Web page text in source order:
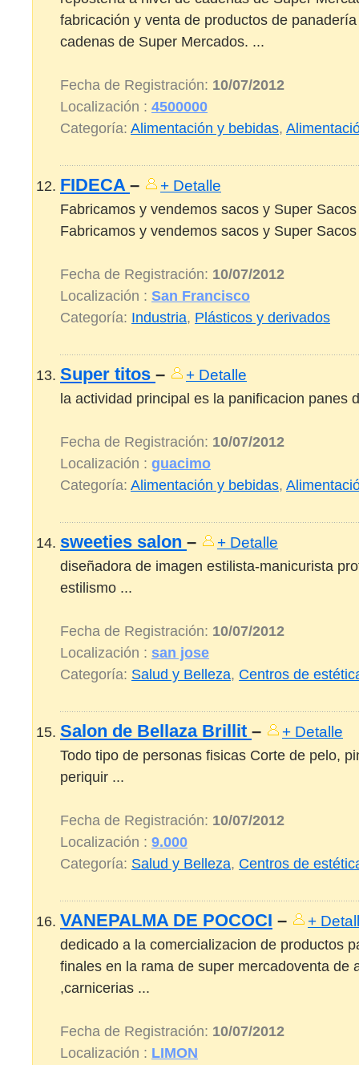
fabricación y venta de productos de
cadenas de Super Mercados. ...
Fecha de Registración: 10/07/2012
Localización : 4500000
Categoría: Alimentación y bebidas,
FIDECA –
+ Detalle
Fabricamos y vendemos sacos y Super
Fabricamos y vendemos sacos y Super
Fecha de Registración: 10/07/2012
Localización : San Francisco
Categoría: Industria, Plásticos y derivados
Super titos –
+ Detalle
la actividad principal es la panificacion panes
Fecha de Registración: 10/07/2012
Localización : guacimo
Categoría: Alimentación y bebidas,
sweeties salon –
+ Detalle
diseñadora de imagen estilista-manicurista
estilismo ...
Fecha de Registración: 10/07/2012
Localización : san jose
Categoría: Salud y Belleza, Centros de
Salon de Bellaza Brillit –
+ Detalle
Todo tipo de personas fisicas Corte de pelo,
periquir ...
Fecha de Registración: 10/07/2012
Localización : 9.000
Categoría: Salud y Belleza, Centros de
VANEPALMA DE POCOCI –
+
dedicado a la comercializacion de productos
finales en la rama de super mercadoventa de
,carnicerias ...
Fecha de Registración: 10/07/2012
Localización : LIMON